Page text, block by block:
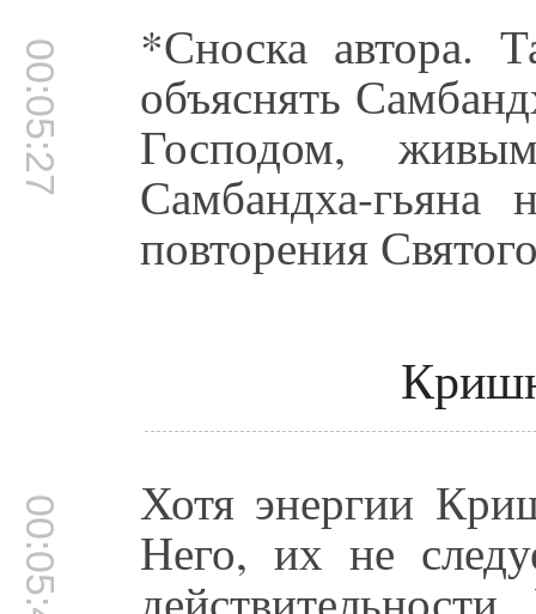
00:05:27 *Сноска автора.
объяснять
Господом,
Самбандха-гьяна
повторения
00:05:49 Хотя энергии
Него, их не